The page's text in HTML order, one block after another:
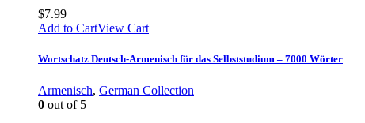
$7.99
Add to CartView Cart
Wortschatz Deutsch-Armenisch für das Selbststudium – 7000 Wörter
Armenisch, German Collection
0 out of 5